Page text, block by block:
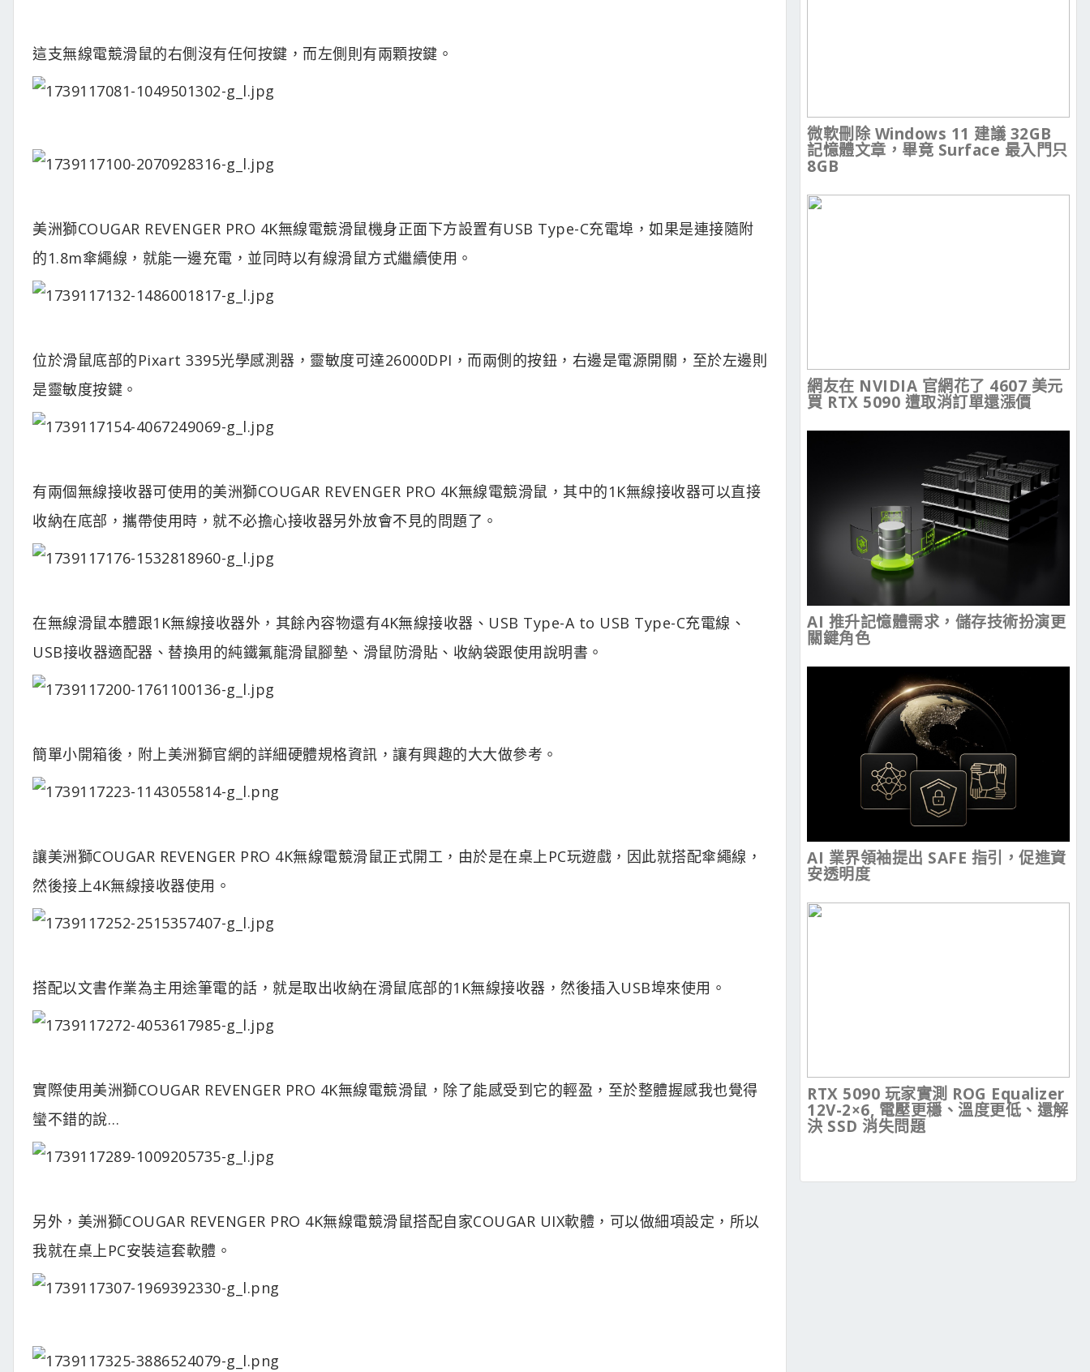
這支無線電競滑鼠的右側沒有任何按鍵，而左側則有兩顆按鍵。
美洲獅COUGAR REVENGER PRO 4K無線電競滑鼠機身正面下方設置有USB Type-C充電埠，如果是連接隨附
的1.8m傘繩線，就能一邊充電，並同時以有線滑鼠方式繼續使用。
位於滑鼠底部的Pixart 3395光學感測器，靈敏度可達26000DPI，而兩側的按鈕，右邊是電源開關，至於左邊則
是靈敏度按鍵。
有兩個無線接收器可使用的美洲獅COUGAR REVENGER PRO 4K無線電競滑鼠，其中的1K無線接收器可以直接
收納在底部，攜帶使用時，就不必擔心接收器另外放會不見的問題了。
在無線滑鼠本體跟1K無線接收器外，其餘內容物還有4K無線接收器、USB Type-A to USB Type-C充電線、
USB接收器適配器、替換用的純鐵氟龍滑鼠腳墊、滑鼠防滑貼、收納袋跟使用說明書。
簡單小開箱後，附上美洲獅官網的詳細硬體規格資訊，讓有興趣的大大做參考。
讓美洲獅COUGAR REVENGER PRO 4K無線電競滑鼠正式開工，由於是在桌上PC玩遊戲，因此就搭配傘繩線，
然後接上4K無線接收器使用。
搭配以文書作業為主用途筆電的話，就是取出收納在滑鼠底部的1K無線接收器，然後插入USB埠來使用。
實際使用美洲獅COUGAR REVENGER PRO 4K無線電競滑鼠，除了能感受到它的輕盈，至於整體握感我也覺得
蠻不錯的說…
另外，美洲獅COUGAR REVENGER PRO 4K無線電競滑鼠搭配自家COUGAR UIX軟體，可以做細項設定，所以
我就在桌上PC安裝這套軟體。
微軟刪除 Windows 11 建議 32GB
記憶體文章，畢竟 Surface 最入門只
8GB
網友在 NVIDIA 官網花了 4607 美元
買 RTX 5090 遭取消訂單還漲價
AI 推升記憶體需求，儲存技術扮演更
關鍵角色
AI 業界領袖提出 SAFE 指引，促進資
安透明度
RTX 5090 玩家實測 ROG Equalizer
12V-2×6, 電壓更穩、溫度更低、還解
決 SSD 消失問題